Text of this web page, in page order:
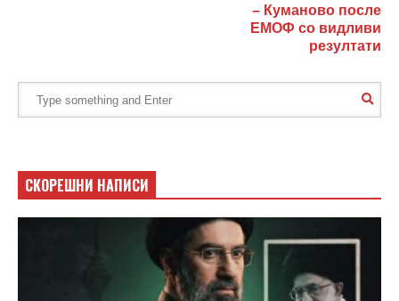
– Куманово после
ЕМОФ со видливи
резултати
СКОРЕШНИ НАПИСИ